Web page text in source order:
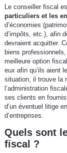
Le conseiller fiscal
particuliers et les
d’économies
d’impôts, etc.), afin
devraient acquitter.
biens
meilleure option
eux afin qu’ils aient
situation, il trouve la
l’administration
ses clients en
d’un éventuel litige
d’entreprises.
Quels sont
fiscal ?